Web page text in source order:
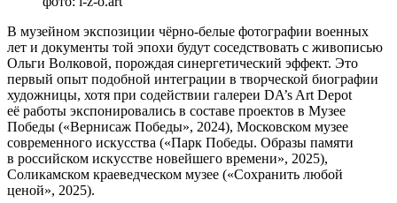
В музейном экспозиции чёрно-белые фотографии военных
лет и документы той эпохи будут соседствовать с живописью
Ольги Волковой, порождая синергетический эффект. Это
первый опыт подобной интеграции в творческой биографии
художницы, хотя при содействии галереи DA’s Art Depot
её работы экспонировались в составе проектов в Музее
Победы («Вернисаж Победы», 2024), Московском музее
современного искусства («Парк Победы. Образы памяти
в российском искусстве новейшего времени», 2025),
Соликамском краеведческом музее («Сохранить любой
ценой», 2025).